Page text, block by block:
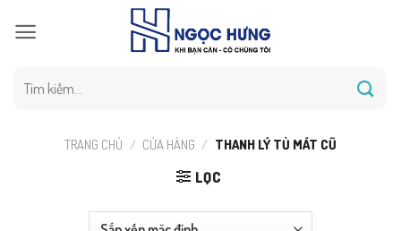
qua
kiếm:
TRANG CHỦ / CỬA HÀNG / THANH LÝ TỦ MÁT CŨ
LỌC